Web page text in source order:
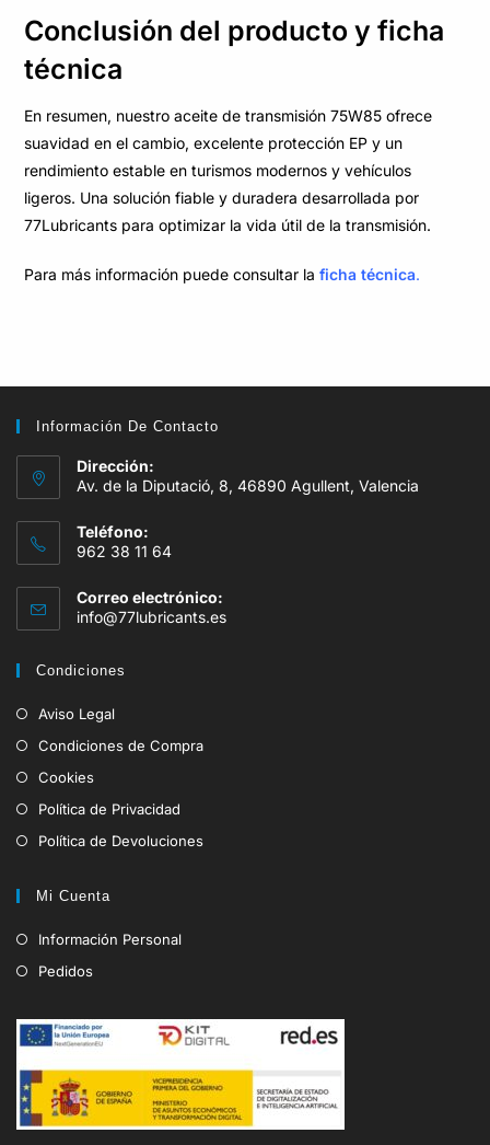
Conclusión del producto y ficha
técnica
En resumen, nuestro aceite de transmisión 75W85 ofrece
suavidad en el cambio, excelente protección EP y un
rendimiento estable en turismos modernos y vehículos
ligeros. Una solución fiable y duradera desarrollada por
77Lubricants para optimizar la vida útil de la transmisión.
Para más información puede consultar laficha técnica.
Información De Contacto
Dirección:
Av. de la Diputació, 8, 46890 Agullent, Valencia
Teléfono:
962 38 11 64
Correo electrónico:
info@77lubricants.es
Condiciones
Aviso Legal
Condiciones de Compra
Cookies
Política de Privacidad
Política de Devoluciones
Mi Cuenta
Información Personal
Pedidos